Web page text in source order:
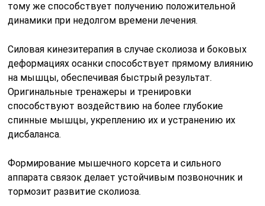
тому же способствует получению положительной
динамики при недолгом времени лечения.
Силовая кинезитерапия в случае сколиоза и боковых
деформациях осанки способствует прямому влиянию
на мышцы, обеспечивая быстрый результат.
Оригинальные тренажеры и тренировки
способствуют воздействию на более глубокие
спинные мышцы, укреплению их и устранению их
дисбаланса.
Формирование мышечного корсета и сильного
аппарата связок делает устойчивым позвоночник и
тормозит развитие сколиоза.